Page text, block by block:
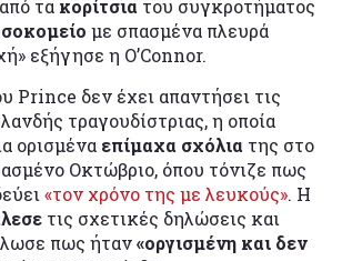
τα κορίτσια του συγκροτήματος
με σπασμένα πλευρά
εξήγησε η O’Connor.
Prince δεν έχει απαντήσει τις
τραγουδίστριας, η οποία
ορισμένα επίμαχα σχόλια της στο
Οκτώβριο, όπου τόνιζε πως
«τον χρόνο της με λευκούς». Η
τις σχετικές δηλώσεις και
πως ήταν«οργισμένη και δεν